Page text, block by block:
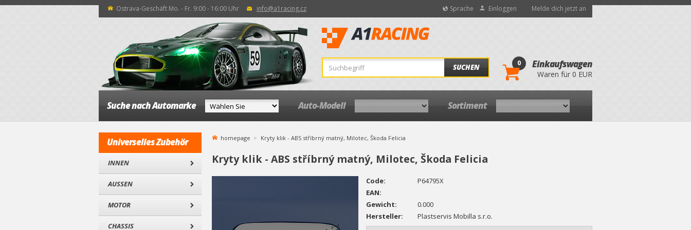
Ostrava-Geschäft Mo. - Fr. 9:00 - 16:00 Uhr info@a1racing.cz Sprache Einloggen Melde dich jetzt an
SUCHEN 0 Einkaufswagen
Waren für 0 EUR
Suche nach Automarke Auto-Modell Sortiment
Universelles Zubehör
INNEN
AUSSEN
MOTOR
CHASSIS
homepage Kryty klik - ABS stříbrný matný, Milotec, Škoda Felicia
Kryty klik - ABS stříbrný matný, Milotec, Škoda Felicia
Code:
P64795X
EAN:
Gewicht:
0.000
Hersteller:
Plastservis Mobilla s.r.o.